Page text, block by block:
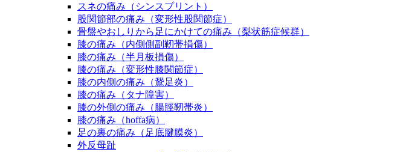
スネの痛み（シンスプリント）
股関節部の痛み（変形性股関節症）
骨盤やおしりから足にかけての痛み（梨状筋症候群）
膝の痛み（内側側副靭帯損傷）
膝の痛み（半月板損傷）
膝の痛み（変形性膝関節症）
膝の内側の痛み（鵞足炎）
膝の痛み（タナ障害）
膝の外側の痛み（腸脛靭帯炎）
膝の痛み（hoffa病）
足の裏の痛み（足底腱膜炎）
外反母趾